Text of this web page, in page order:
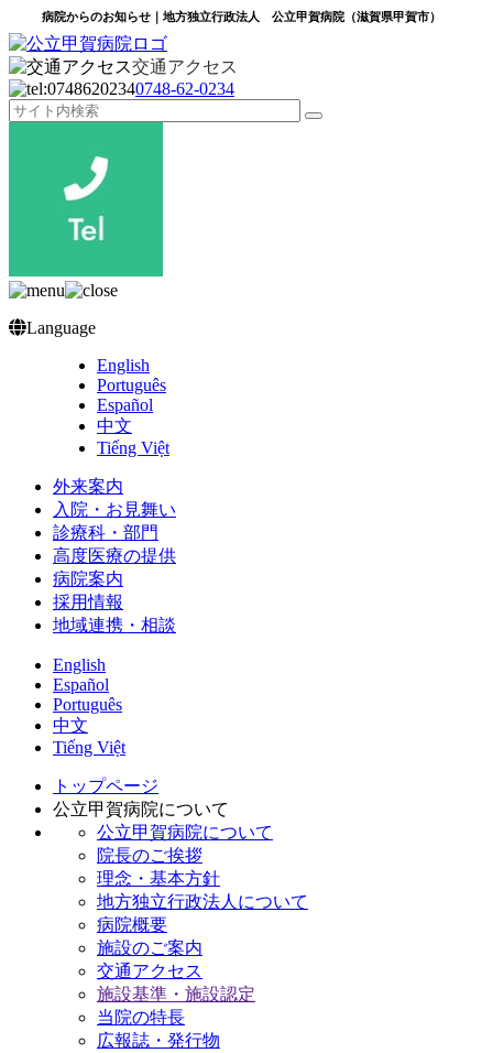
病院からのお知らせ｜地方独立行政法人 公立甲賀病院（滋賀県甲賀市）
交通アクセス
0748‐62‐0234
Language
English
Português
Español
中文
Tiếng Việt
外来案内
入院・お見舞い
診療科・部門
高度医療の提供
病院案内
採用情報
地域連携・相談
English
Español
Português
中文
Tiếng Việt
トップページ
公立甲賀病院について
公立甲賀病院について
院長のご挨拶
理念・基本方針
地方独立行政法人について
病院概要
施設のご案内
交通アクセス
施設基準・施設認定
当院の特長
広報誌・発行物